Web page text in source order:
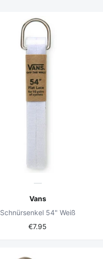
Vans
Schnürsenkel 54" Weiß
€7.95